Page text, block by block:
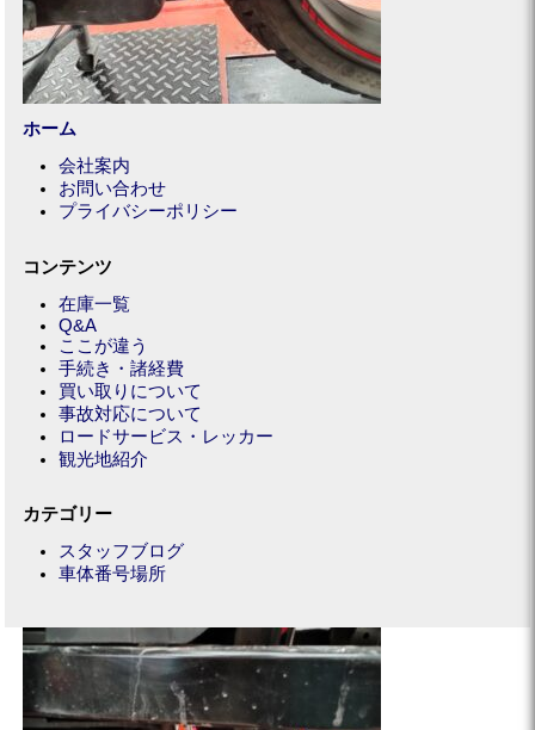
ホーム
会社案内
お問い合わせ
プライバシーポリシー
コンテンツ
在庫一覧
Q&A
ここが違う
手続き・諸経費
買い取りについて
事故対応について
ロードサービス・レッカー
観光地紹介
カテゴリー
スタッフブログ
車体番号場所